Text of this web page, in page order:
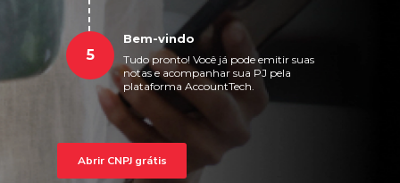
5
Bem-vindo
Tudo pronto! Você já pode emitir suas
notas e acompanhar sua PJ pela
plataforma AccountTech.
Abrir CNPJ grátis